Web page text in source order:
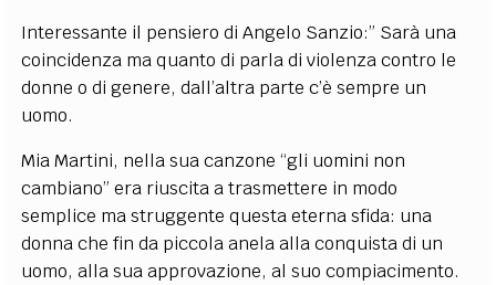
Interessante il pensiero di Angelo Sanzio:” Sarà una
coincidenza ma quanto di parla di violenza contro le
donne o di genere, dall’altra parte c’è sempre un
uomo.
Mia Martini, nella sua canzone “gli uomini non
cambiano” era riuscita a trasmettere in modo
semplice ma struggente questa eterna sfida: una
donna che fin da piccola anela alla conquista di un
uomo, alla sua approvazione, al suo compiacimento.